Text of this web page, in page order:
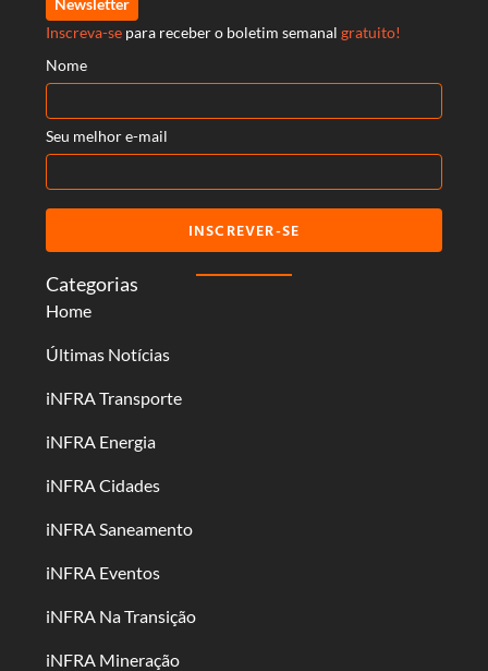
Categorias
Home
Últimas Notícias
iNFRA Transporte
iNFRA Energia
iNFRA Cidades
iNFRA Saneamento
iNFRA Eventos
iNFRA Na Transição
iNFRA Mineração
Inscreva-se para receber o boletim semanal gratuito!
Nome
Seu melhor e-mail
INSCREVER-SE